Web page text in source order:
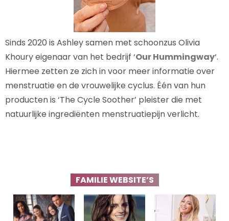
Sinds 2020 is Ashley samen met schoonzus Olivia
Khoury eigenaar van het bedrijf ‘Our Hummingway‘.
Hiermee zetten ze zich in voor meer informatie over
menstruatie en de vrouwelijke cyclus. Één van hun
producten is ‘The Cycle Soother’ pleister die met
natuurlijke ingrediënten menstruatiepijn verlicht.
FAMILIE WEBSITE’S